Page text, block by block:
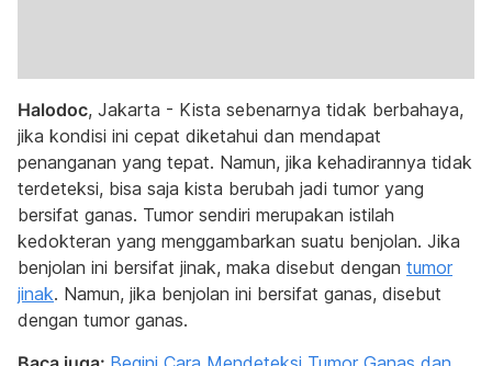
Halodoc, Jakarta - Kista sebenarnya tidak berbahaya,
jika kondisi ini cepat diketahui dan mendapat
penanganan yang tepat. Namun, jika kehadirannya tidak
terdeteksi, bisa saja kista berubah jadi tumor yang
bersifat ganas. Tumor sendiri merupakan istilah
kedokteran yang menggambarkan suatu benjolan. Jika
benjolan ini bersifat jinak, maka disebut dengan tumor
jinak. Namun, jika benjolan ini bersifat ganas, disebut
dengan tumor ganas.